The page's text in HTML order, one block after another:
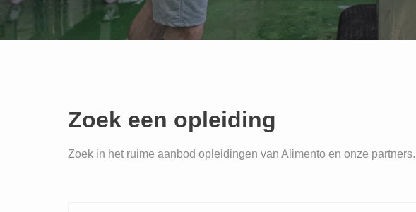
Zoek een opleiding
Zoek in het ruime aanbod opleidingen van Alimento en onze